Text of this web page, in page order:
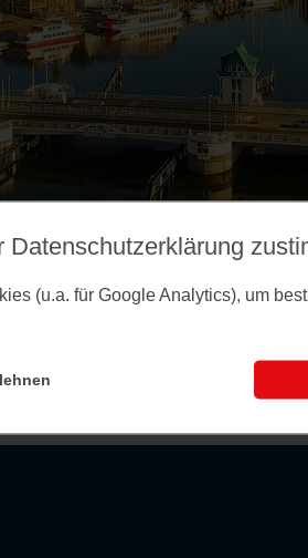
Datenschutz­erklärung
(u.a. für Google Analytics), um